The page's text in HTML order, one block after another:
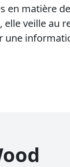
en matière
veille au
une